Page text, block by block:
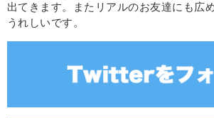
出てきます。またリアルのお友達にも広
うれしいです。